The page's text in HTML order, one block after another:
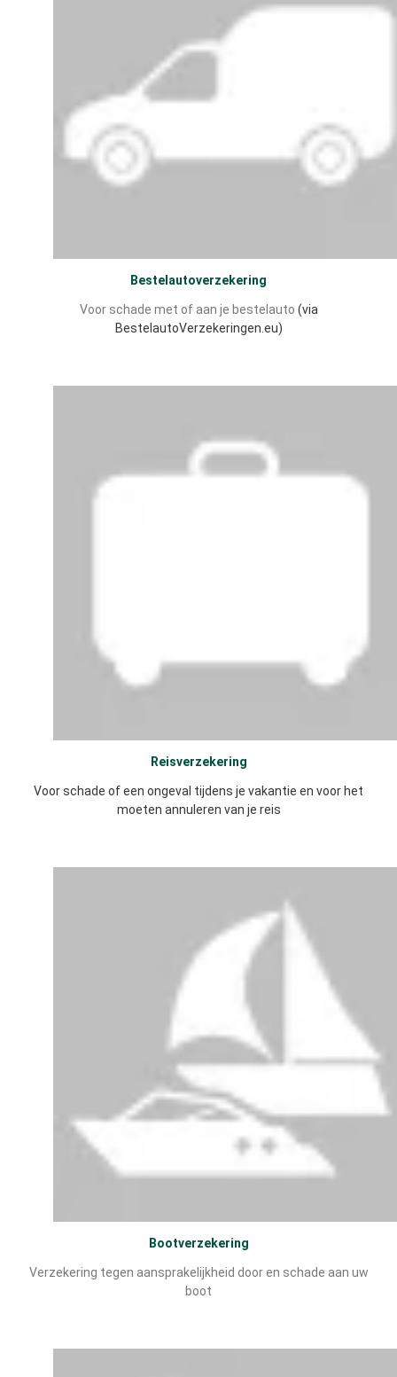
Bestelautoverzekering
Voor schade met of aan je bestelauto (via
BestelautoVerzekeringen.eu)
Reisverzekering
Voor schade of een ongeval tijdens je vakantie en voor het
moeten annuleren van je reis
Bootverzekering
Verzekering tegen aansprakelijkheid door en schade aan uw
boot